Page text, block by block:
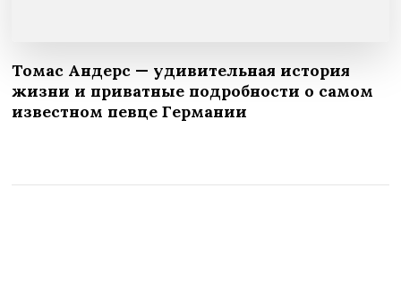
Томас Андерс — удивительная история
жизни и приватные подробности о самом
известном певце Германии